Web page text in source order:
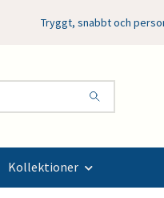
Tryggt, snabbt och
Kollektioner